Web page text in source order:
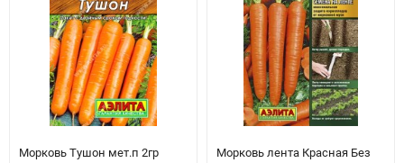
Морковь Тушон мет.п 2гр
Морковь лента Красная Без